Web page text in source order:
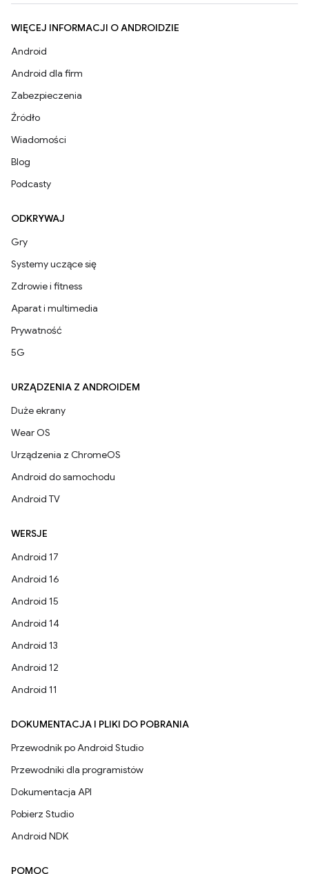
WIĘCEJ INFORMACJI O ANDROIDZIE
Android
Android dla firm
Zabezpieczenia
Źródło
Wiadomości
Blog
Podcasty
ODKRYWAJ
Gry
Systemy uczące się
Zdrowie i fitness
Aparat i multimedia
Prywatność
5G
URZĄDZENIA Z ANDROIDEM
Duże ekrany
Wear OS
Urządzenia z ChromeOS
Android do samochodu
Android TV
WERSJE
Android 17
Android 16
Android 15
Android 14
Android 13
Android 12
Android 11
DOKUMENTACJA I PLIKI DO POBRANIA
Przewodnik po Android Studio
Przewodniki dla programistów
Dokumentacja API
Pobierz Studio
Android NDK
POMOC